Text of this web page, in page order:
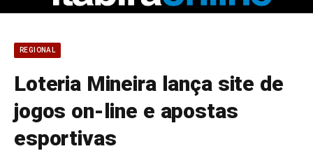
REGIONAL
Loteria Mineira lança site de
jogos on-line e apostas
esportivas